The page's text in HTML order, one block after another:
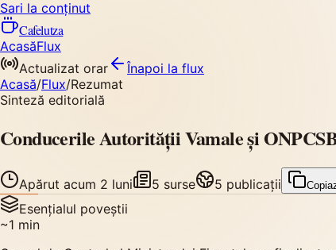
Sari la conținut
Cafelutza
AcasăFlux
Actualizat orar
Înapoi la flux
Acasă/Flux/Rezumat
Sinteză editorială
Conducerile Autorității Vamale și
Apărut acum 2 luni 5 surse 5 publicații
Esențialul poveștii
~1 min